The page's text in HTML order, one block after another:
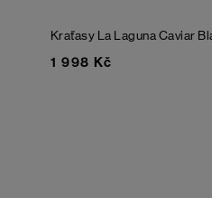
Kraťasy La LagunaCaviar
1 998 Kč